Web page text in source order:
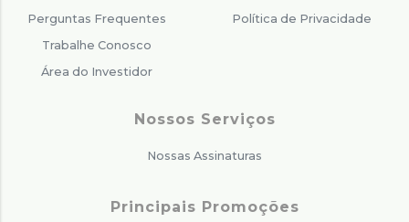
Perguntas Frequentes
Trabalhe Conosco
Área do Investidor
Política de Privacidade
Nossos Serviços
Nossas Assinaturas
Principais Promoções